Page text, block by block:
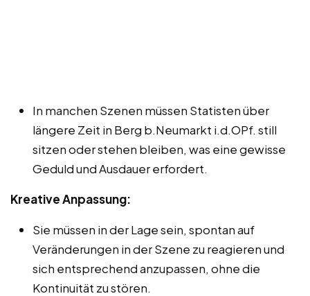
In manchen Szenen müssen Statisten über
längere Zeit in Berg b.Neumarkt i.d.OPf. still
sitzen oder stehen bleiben, was eine gewisse
Geduld und Ausdauer erfordert.
Kreative Anpassung:
Sie müssen in der Lage sein, spontan auf
Veränderungen in der Szene zu reagieren und
sich entsprechend anzupassen, ohne die
Kontinuität zu stören.